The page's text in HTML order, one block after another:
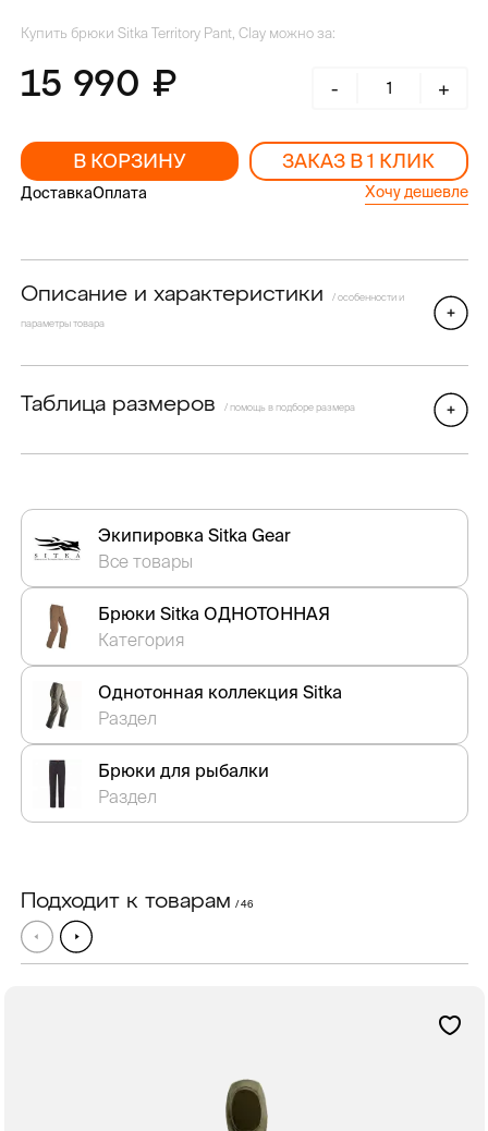
Купить брюки Sitka Territory Pant, Clay можно за:
15 990 - +
В КОРЗИНУ ЗАКАЗ В 1 КЛИК
ДоставкаОплата Хочу дешевле
Описание и характеристики / особенности и
параметры товара
Таблица размеров / помощь в подборе размера
Экипировка Sitka Gear
Все товары
Брюки Sitka ОДНОТОННАЯ
Категория
Однотонная коллекция Sitka
Раздел
Брюки для рыбалки
Раздел
Подходит к товарам / 46